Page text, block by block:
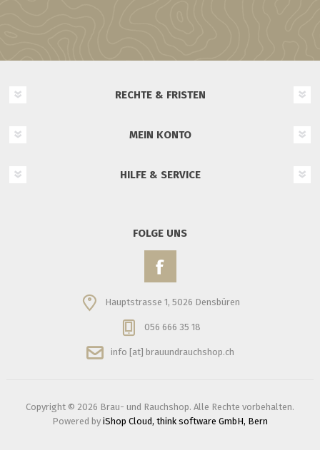
RECHTE & FRISTEN
MEIN KONTO
HILFE & SERVICE
FOLGE UNS
Hauptstrasse 1, 5026 Densbüren
056 666 35 18
info [at] brauundrauchshop.ch
Copyright © 2026 Brau- und Rauchshop. Alle Rechte vorbehalten.
Powered by iShop Cloud, think software GmbH, Bern